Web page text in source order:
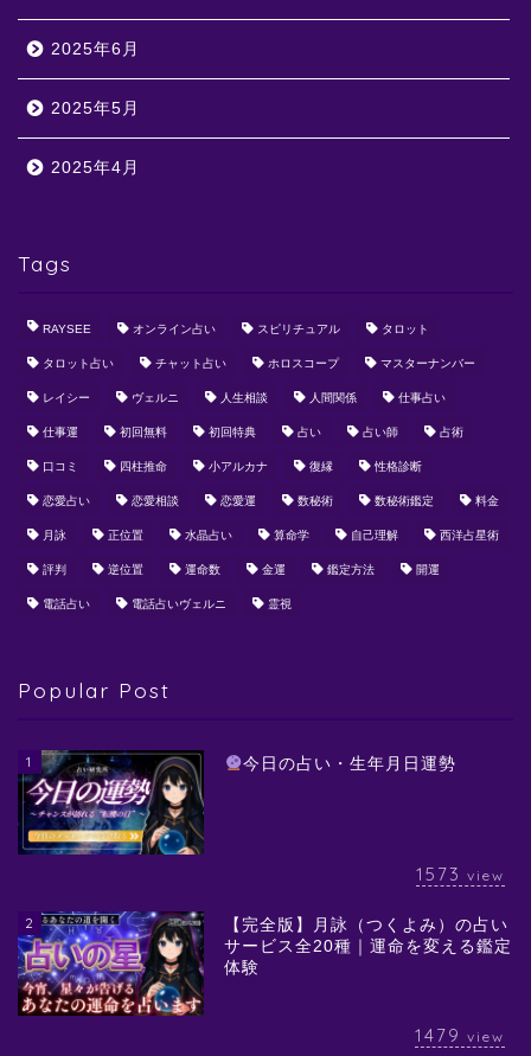
2025年6月
2025年5月
2025年4月
Tags
RAYSEE オンライン占い スピリチュアル タロット
タロット占い チャット占い ホロスコープ マスターナンバー
レイシー ヴェルニ 人生相談 人間関係 仕事占い
仕事運 初回無料 初回特典 占い 占い師 占術
口コミ 四柱推命 小アルカナ 復縁 性格診断
恋愛占い 恋愛相談 恋愛運 数秘術 数秘術鑑定 料金
月詠 正位置 水晶占い 算命学 自己理解 西洋占星術
評判 逆位置 運命数 金運 鑑定方法 開運
電話占い 電話占いヴェルニ 霊視
Popular Post
1 今日の占い・生年月日運勢
1573 view
2
【完全版】月詠（つくよみ）の占い
サービス全20種｜運命を変える鑑定
体験
1479 view